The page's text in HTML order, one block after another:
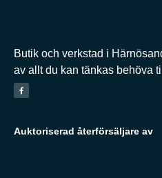
Butik och verkstad i
av allt du kan tänkas behöva
Auktoriserad återförsäljare av